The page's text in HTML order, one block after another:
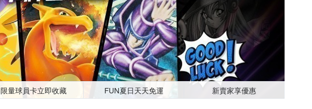
限量球員卡立即收藏 FUN夏日天天免運 新賣家享優惠